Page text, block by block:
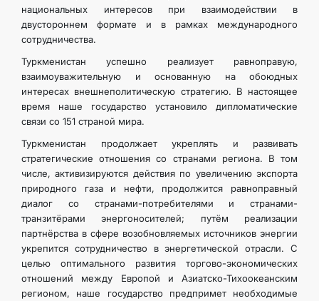
национальных интересов при взаимодействии в
двустороннем формате и в рамках международного
сотрудничества.
Туркменистан успешно реализует равноправую,
взаимоуважительную и основанную на обоюдных
интересах внешнеполитическую стратегию. В настоящее
время наше государство установило дипломатические
связи со 151 страной мира.
Туркменистан продолжает укреплять и развивать
стратегические отношения со странами региона. В том
числе, активизируются действия по увеличению экспорта
природного газа и нефти, продолжится равноправный
диалог со странами-потребителями и странами-
транзитёрами энергоносителей; путём реализации
партнёрства в сфере возобновляемых источников энергии
укрепится сотрудничество в энергетической отрасли. С
целью оптимального развития торгово-экономических
отношений между Европой и Азиатско-Тихоокеанским
регионом, наше государство предпримет необходимые